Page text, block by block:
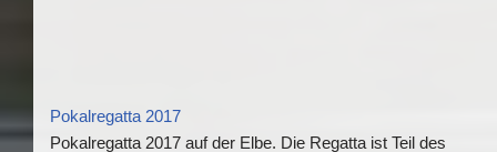
Pokalregatta 2017
Pokalregatta 2017 auf der Elbe. Die Regatta ist Teil des